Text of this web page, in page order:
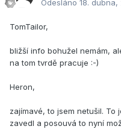
Odesláno 18. dubna,
TomTailor,
bližší info bohužel nemám,
na tom tvrdě pracuje :-)
Heron,
zajímavé, to jsem netušil.
zavedl a posouvá to nyní